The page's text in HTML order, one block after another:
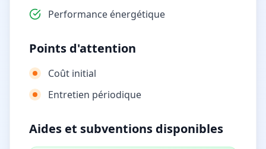
Performance énergétique
Points d'attention
Coût initial
Entretien périodique
Aides et subventions disponibles